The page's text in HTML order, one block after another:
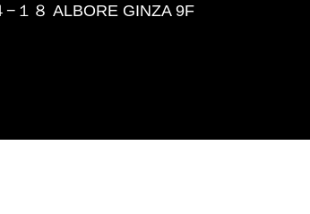
１８ ALBORE GINZA 9F